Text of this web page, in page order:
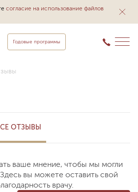
согласие на использование файлов
Годовые программы
ОТЗЫВЫ
ваше мнение, чтобы мы могли
вы можете оставить свой
врачу.